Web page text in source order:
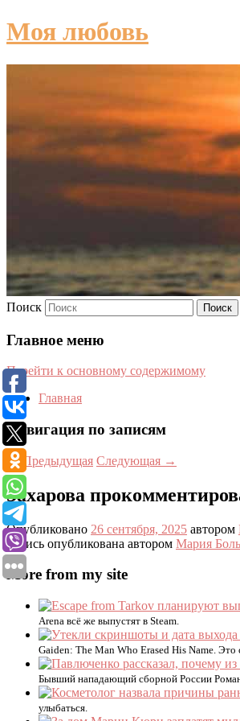
Моя любовь
Поиск
Главное меню
Перейти к основному содержимому
Главная
Навигация по записям
←Предыдущая Следующая →
Захарова
Опубликовано 26 сентября, 2025 автором
Запись опубликована автором Мария
More from my site
Arena всё же выпустят в Steam.
Gaiden: The Man Who Erased His Name.
Бывший нападающий сборной России
улыбаться.